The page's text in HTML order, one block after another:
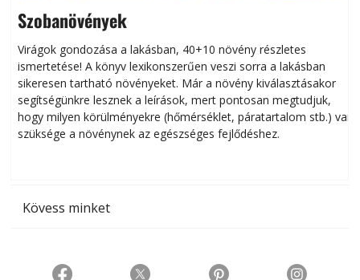
Szobanövények
Virágok gondozása a lakásban, 40+10 növény részletes
ismertetése! A könyv lexikonszerűen veszi sorra a lakásban
sikeresen tart­ha­tó növényeket. Már a növény kiválasztásakor
segítségünkre lesznek a leírások, mert pontosan megtudjuk,
hogy milyen körülményekre (hőmérséklet, páratartalom stb.) van
szüksége a növénynek az egészséges fejlődéshez.
Kövess minket